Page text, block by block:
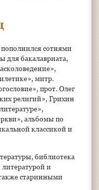
сотнями
для бакалавриата,
митр.
прот. Олег
религий», Грихин
альбомы по
классикой и
библиотека
литературой и
старинными